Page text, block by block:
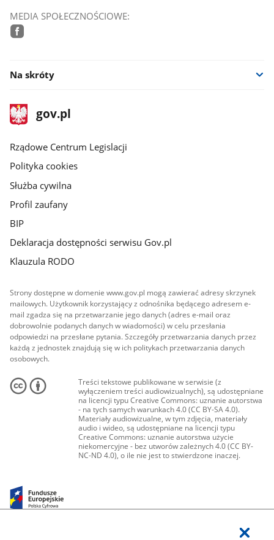
MEDIA SPOŁECZNOŚCIOWE:
Na skróty
stopka
gov.plStrona
gov.pl
Rządowe Centrum Legislacji
Polityka cookies
Służba cywilna
Profil zaufany
BIP
Deklaracja dostępności serwisu Gov.pl
Klauzula RODO
Strony dostępne w domenie www.gov.pl mogą zawierać adresy skrzynek
mailowych. Użytkownik korzystający z odnośnika będącego adresem e-
mail zgadza się na przetwarzanie jego danych (adres e-mail oraz
dobrowolnie podanych danych w wiadomości) w celu przesłania
odpowiedzi na przesłane pytania. Szczegóły przetwarzania danych przez
każdą z jednostek znajdują się w ich politykach przetwarzania danych
osobowych.
Treści tekstowe publikowane w serwisie (z
wyłączeniem treści audiowizualnych), są udostępniane
na licencji typu Creative Commons: uznanie autorstwa
- na tych samych warunkach 4.0 (CC BY-SA 4.0).
Materiały audiowizualne, w tym zdjęcia, materiały
audio i wideo, są udostępniane na licencji typu
Creative Commons: uznanie autorstwa użycie
niekomercyjne - bez utworów zależnych 4.0 (CC BY-
NC-ND 4.0), o ile nie jest to stwierdzone inaczej.